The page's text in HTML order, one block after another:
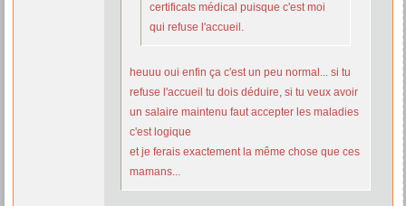
certificats médical puisque c'est moi
qui refuse l'accueil.
heuuu oui enfin ça c'est un peu normal... si tu
refuse l'accueil tu dois déduire, si tu veux avoir
un salaire maintenu faut accepter les maladies
c'est logique
et je ferais exactement la même chose que ces
mamans...